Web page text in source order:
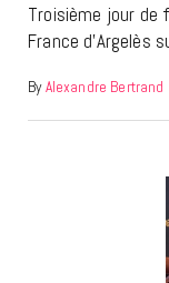
Troisième jour de
France d’Argelès
By Alexandre Bertrand